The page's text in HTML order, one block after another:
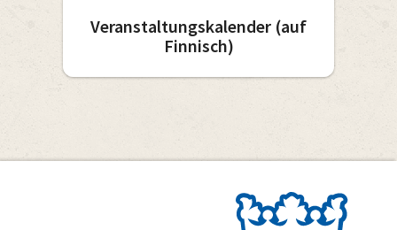
Veranstaltungskalender (auf
Finnisch)